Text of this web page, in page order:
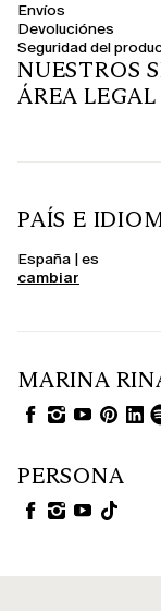
Envíos
Devoluciónes
Seguridad del
NUESTROS
ÁREA LEGAL
PAÍS E
España | es
cambiar
MARINA
PERSONA